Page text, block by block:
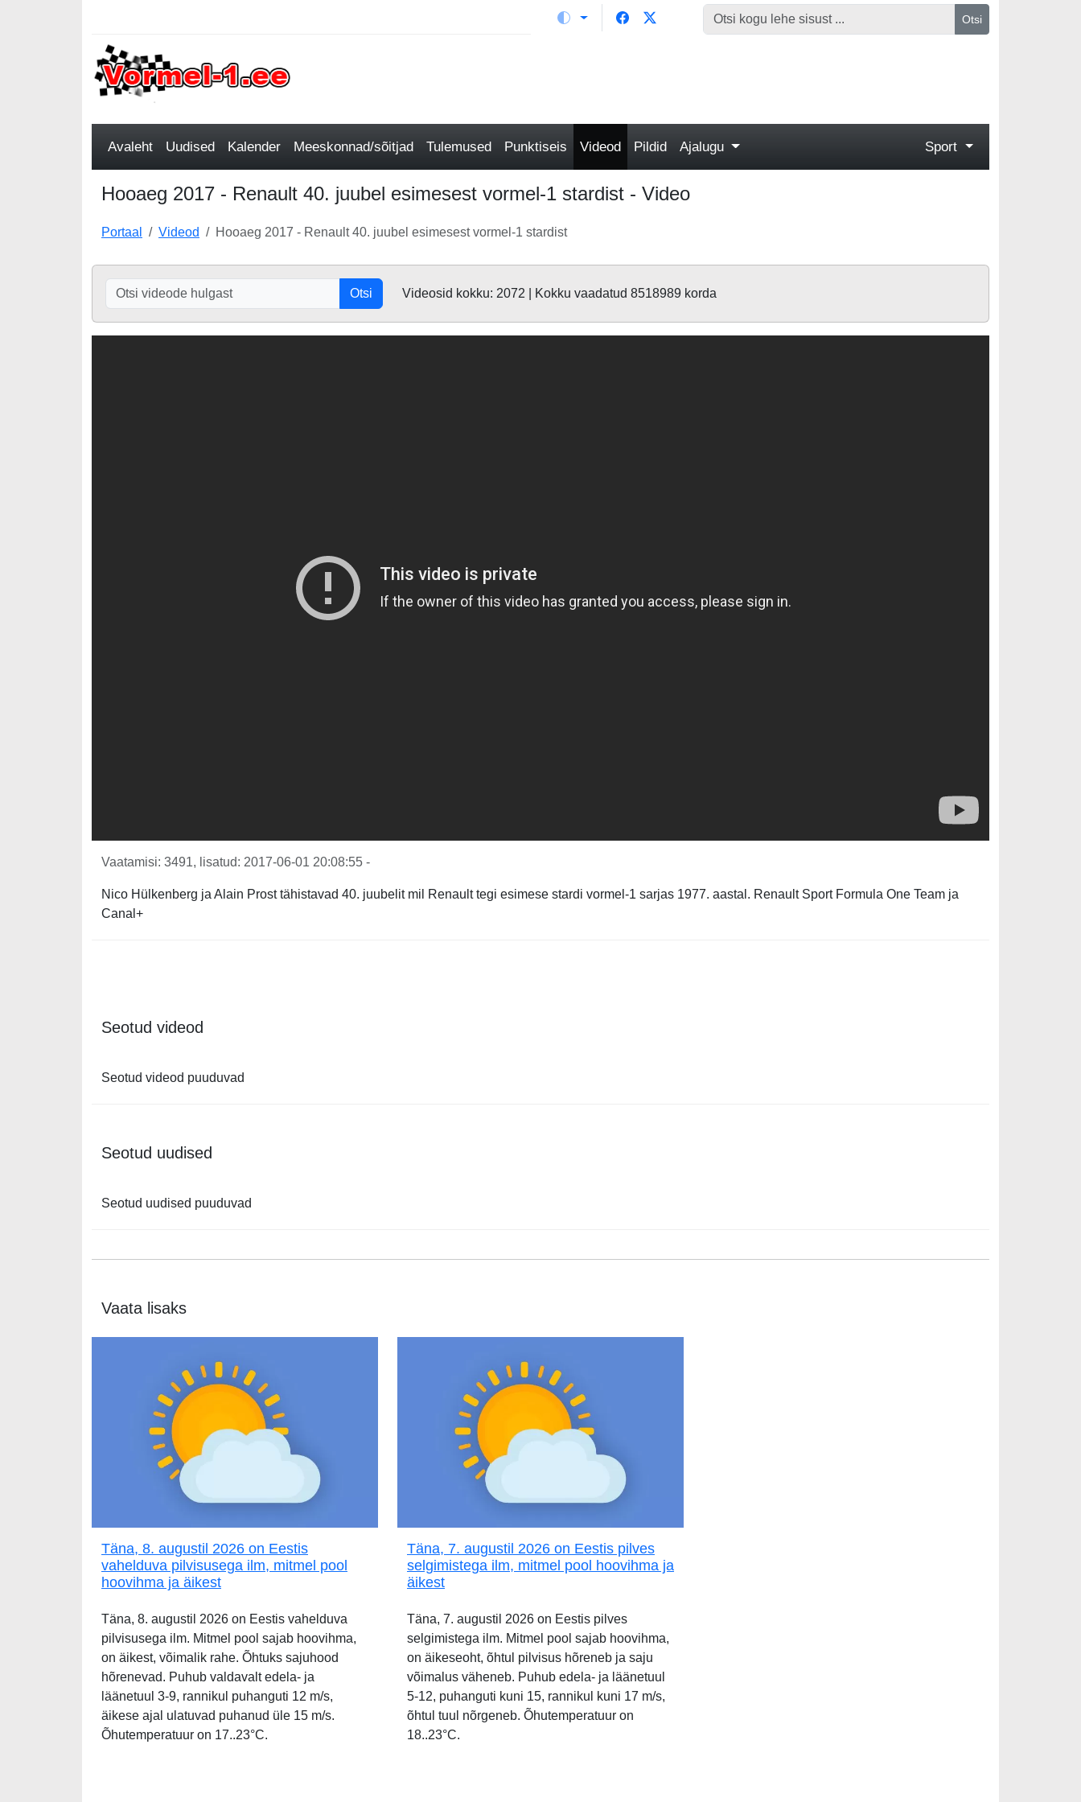
Otsi
Avaleht Uudised Kalender Meeskonnad/sõitjad Tulemused Punktiseis Videod Pildid Ajalugu Sport
Hooaeg 2017 - Renault 40. juubel esimesest vormel-1 stardist - Video
Portaal Videod Hooaeg 2017 - Renault 40. juubel esimesest vormel-1 stardist
Otsi Videosid kokku: 2072 | Kokku vaadatud 8518989 korda
Vaatamisi: 3491, lisatud: 2017-06-01 20:08:55 -
Nico Hülkenberg ja Alain Prost tähistavad 40. juubelit mil Renault tegi esimese stardi vormel-1 sarjas 1977. aastal. Renault Sport Formula One Team ja
Canal+
Seotud videod
Seotud videod puuduvad
Seotud uudised
Seotud uudised puuduvad
Vaata lisaks
Täna, 8. augustil 2026 on Eestis
vahelduva pilvisusega ilm, mitmel pool
hoovihma ja äikest
Täna, 8. augustil 2026 on Eestis vahelduva
pilvisusega ilm. Mitmel pool sajab hoovihma,
on äikest, võimalik rahe. Õhtuks sajuhood
hõrenevad. Puhub valdavalt edela- ja
läänetuul 3-9, rannikul puhanguti 12 m/s,
äikese ajal ulatuvad puhanud üle 15 m/s.
Õhutemperatuur on 17..23°C.
Täna, 7. augustil 2026 on Eestis pilves
selgimistega ilm, mitmel pool hoovihma ja
äikest
Täna, 7. augustil 2026 on Eestis pilves
selgimistega ilm. Mitmel pool sajab hoovihma,
on äikeseoht, õhtul pilvisus hõreneb ja saju
võimalus väheneb. Puhub edela- ja läänetuul
5-12, puhanguti kuni 15, rannikul kuni 17 m/s,
õhtul tuul nõrgeneb. Õhutemperatuur on
18..23°C.